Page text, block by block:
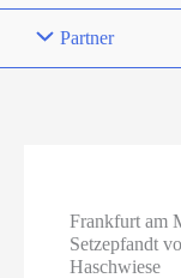
Partner
Frankfurt am
Setzepfandt
Haschwiese